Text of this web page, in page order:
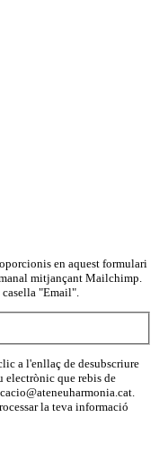
en aquest formulari
mitjançant Mailchimp.
"Email".
a l'enllaç de desubscriure
electrònic que rebis de
la teva informació